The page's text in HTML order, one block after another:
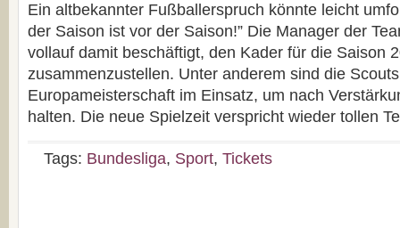
Ein altbekannter Fußballerspruch könnte leicht
der Saison ist vor der Saison!” Die Manager der
vollauf damit beschäftigt, den Kader für die Saison
zusammenzustellen. Unter anderem sind die
Europameisterschaft im Einsatz, um nach
halten. Die neue Spielzeit verspricht wieder tollen
Tags: Bundesliga, Sport, Tickets